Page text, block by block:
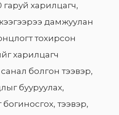
харилцагч,
дамжуулан
тохирсон
харилцагч
болгон тээвэр,
бууруулах,
тээвэр,